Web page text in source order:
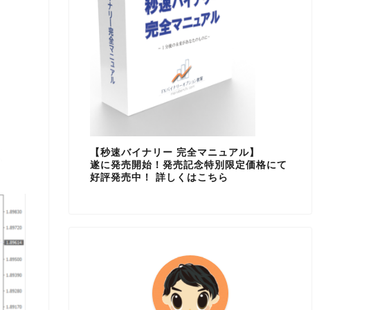
【秒速バイナリー 完全マニュアル】
遂に発売開始！発売記念特別限定価格にて
好評発売中！ 詳しくはこちら